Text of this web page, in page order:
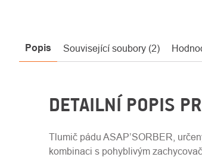
Popis Související soubory (2)
DETAILNÍ POPIS
Tlumič pádu ASAP’SORBER,
kombinaci s pohyblivým